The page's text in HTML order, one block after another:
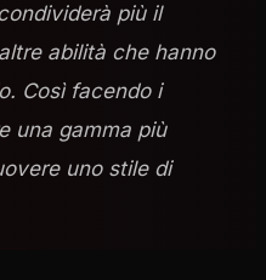
più il
abilità che hanno
Così facendo i
una gamma più
uno stile di